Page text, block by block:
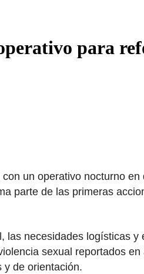
para
un operativo nocturno en
parte de las primeras
las necesidades logísticas y
sexual reportados
y de orientación.